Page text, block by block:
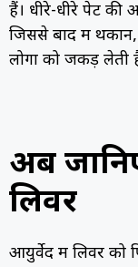
हैं। धीरे-धीरे पेट की
जिससे बाद में
लोगों को जकड़ लेती
अब
लिवर
आयुर्वेद में लिवर को